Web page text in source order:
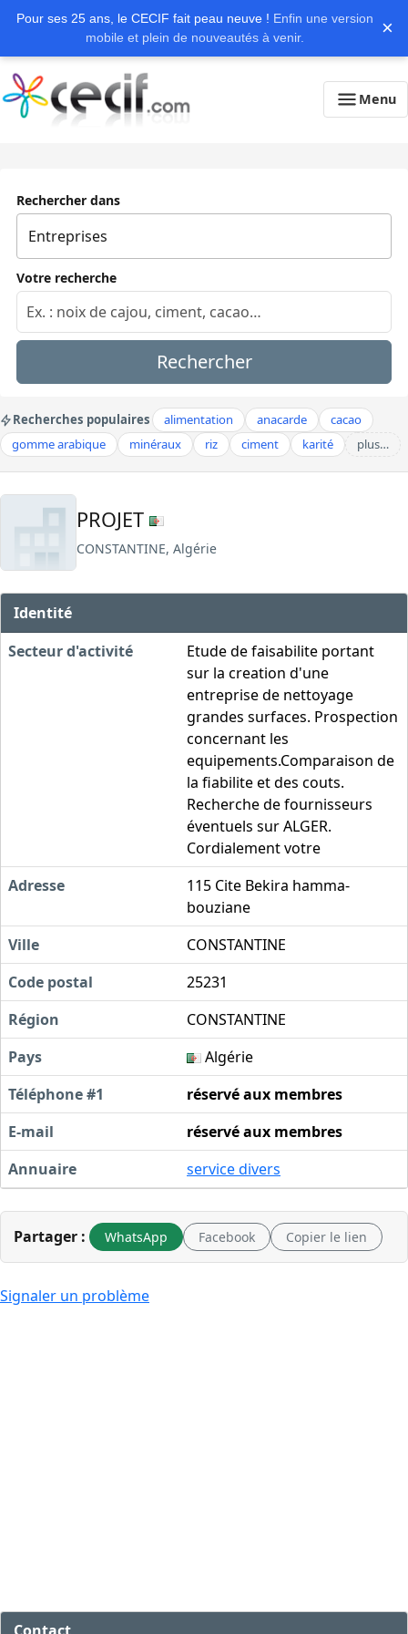
Pour ses 25 ans, le CECIF fait peau neuve ! Enfin une version
mobile et plein de nouveautés à venir.
×
Menu
Rechercher dans
Votre recherche
Rechercher
Recherches populaires alimentation anacarde
cacao
gomme arabique
minéraux riz ciment karité plus…
PROJET
CONSTANTINE, Algérie
Identité
Secteur d'activité
Etude de faisabilite portant
sur la creation d'une
entreprise de nettoyage
grandes surfaces. Prospection
concernant les
equipements.Comparaison de
la fiabilite et des couts.
Recherche de fournisseurs
éventuels sur ALGER.
Cordialement votre
Adresse
115 Cite Bekira hamma-
bouziane
Ville
CONSTANTINE
Code postal
25231
Région
CONSTANTINE
Pays
Algérie
Téléphone #1
réservé aux membres
E-mail
réservé aux membres
Annuaire
service divers
Partager : WhatsApp Facebook Copier le lien
Signaler un problème